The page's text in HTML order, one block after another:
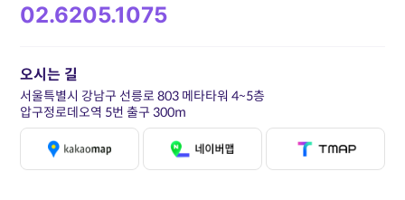
02.6205.1075
오시는 길
서울특별시 강남구 선릉로 803 메타타워 4~5층
압구정로데오역 5번 출구 300m